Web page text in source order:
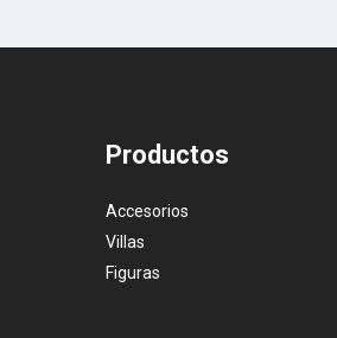
Productos
Accesorios
Villas
Figuras